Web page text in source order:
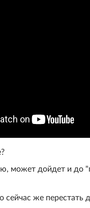
может дойдет и до
же перестать